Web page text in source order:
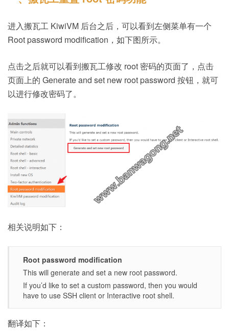
进入搬瓦工 KiwiVM 后台之后，可以看到左侧菜单有一个
Root password modification，如下图所示。
点击之后就可以看到搬瓦工修改 root 密码的页面了，点击
页面上的 Generate and set new root password 按钮，就可
以进行修改密码了。
相关说明如下：
Root password modification
This will generate and set a new root password.
If you’d like to set a custom password, then you would
have to use SSH client or Interactive root shell.
翻译如下：